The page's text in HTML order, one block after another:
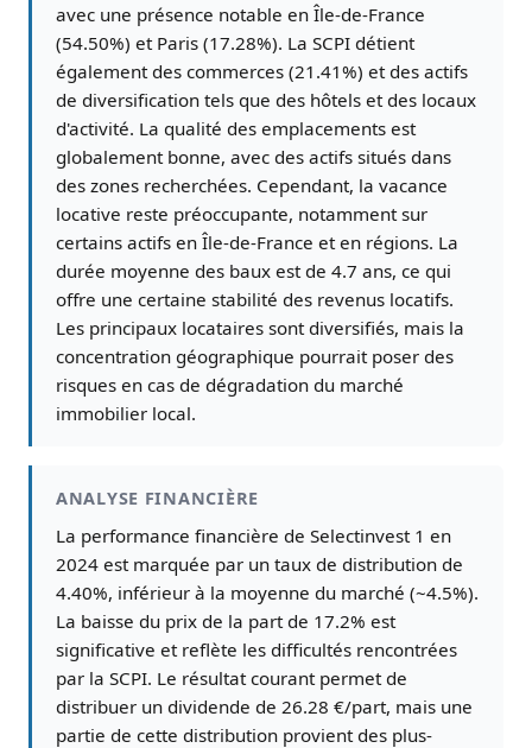
avec une présence notable en Île-de-France
(54.50%) et Paris (17.28%). La SCPI détient
également des commerces (21.41%) et des actifs
de diversification tels que des hôtels et des locaux
d'activité. La qualité des emplacements est
globalement bonne, avec des actifs situés dans
des zones recherchées. Cependant, la vacance
locative reste préoccupante, notamment sur
certains actifs en Île-de-France et en régions. La
durée moyenne des baux est de 4.7 ans, ce qui
offre une certaine stabilité des revenus locatifs.
Les principaux locataires sont diversifiés, mais la
concentration géographique pourrait poser des
risques en cas de dégradation du marché
immobilier local.
ANALYSE FINANCIÈRE
La performance financière de Selectinvest 1 en
2024 est marquée par un taux de distribution de
4.40%, inférieur à la moyenne du marché (~4.5%).
La baisse du prix de la part de 17.2% est
significative et reflète les difficultés rencontrées
par la SCPI. Le résultat courant permet de
distribuer un dividende de 26.28 €/part, mais une
partie de cette distribution provient des plus-